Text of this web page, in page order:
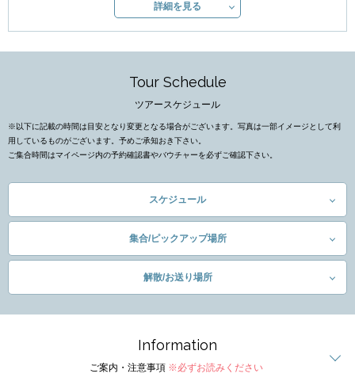
詳細を見る
Tour Schedule
ツアースケジュール
※以下に記載の時間は目安となり変更となる場合がございます。写真は一部イメージとして利
用しているものがございます。予めご承知おき下さい。
ご集合時間はマイページ内の予約確認書やバウチャーを必ずご確認下さい。
スケジュール
集合/ピックアップ場所
解散/お送り場所
Information
ご案内・注意事項 ※必ずお読みください